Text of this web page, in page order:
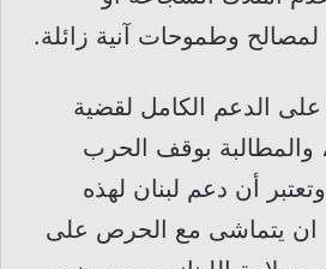
لمصالح وطموحات آنية زائلة.
على الدعم الكامل لقضية
بوقف الحرب
أن دعم لبنان لهذه
ان يتماشى مع الحرص على